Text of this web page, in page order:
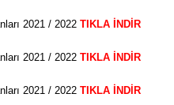
2021 / 2022 TIKLA İNDİR
2021 / 2022 TIKLA İNDİR
2021 / 2022 TIKLA İNDİR